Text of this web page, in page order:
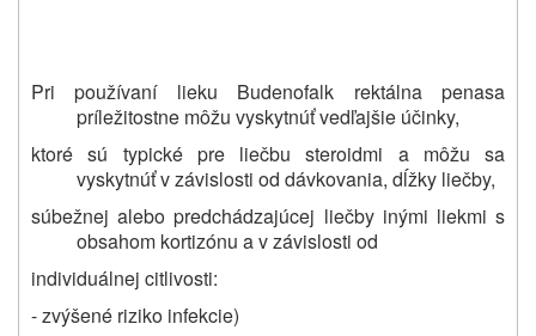
Pri používaní lieku Budenofalk rektálna penasa
príležitostne môžu vyskytnúť vedľajšie účinky,
ktoré sú typické pre liečbu steroidmi a môžu sa
vyskytnúť v závislosti od dávkovania, dĺžky liečby,
súbežnej alebo predchádzajúcej liečby inými liekmi s
obsahom kortizónu a v závislosti od
individuálnej citlivosti:
- zvýšené riziko infekcie)